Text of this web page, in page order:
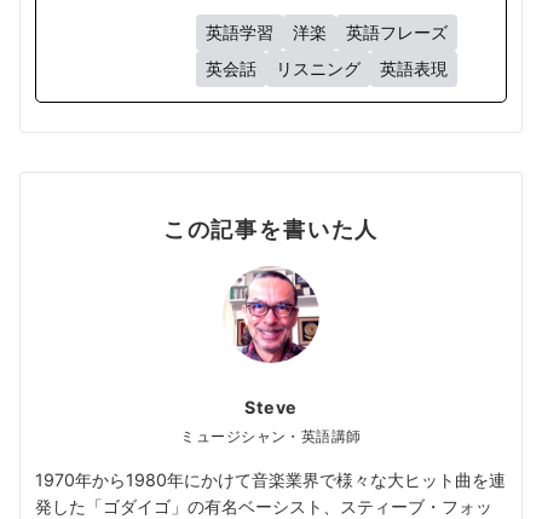
英語学習 洋楽
英語フレーズ
英会話
リスニング 英語表現
この記事を書いた人
Steve
ミュージシャン・英語講師
1970年から1980年にかけて音楽業界で様々な大ヒット曲を連
発した「ゴダイゴ」の有名ベーシスト、スティーブ・フォッ